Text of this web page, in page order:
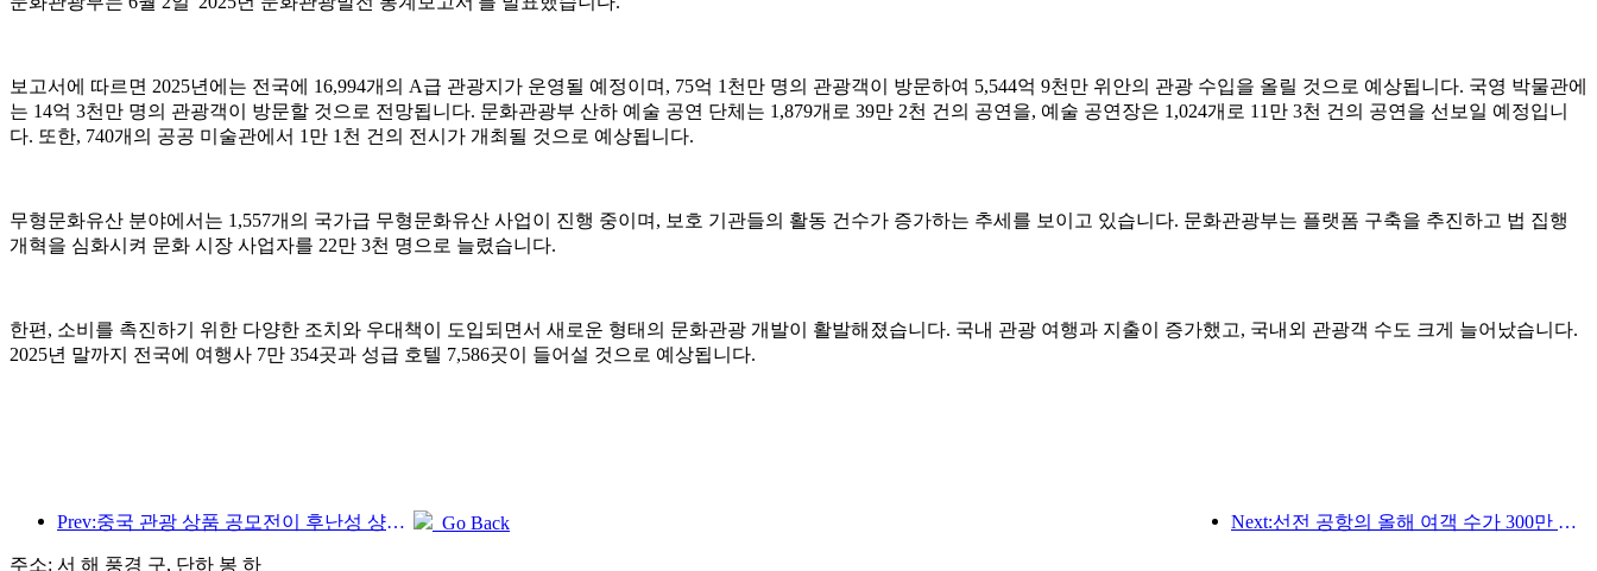
보고서에 따르면 2025년에는 전국에 16,994개의 A급 관광지가 운영될 예정이며, 75억 1천만 명의 관광객이 방문하여 5,544억 9천만 위안의 관광 수입을 올릴 것으로 예상됩니다. 국영 박물관에
는 14억 3천만 명의 관광객이 방문할 것으로 전망됩니다. 문화관광부 산하 예술 공연 단체는 1,879개로 39만 2천 건의 공연을, 예술 공연장은 1,024개로 11만 3천 건의 공연을 선보일 예정입니
다. 또한, 740개의 공공 미술관에서 1만 1천 건의 전시가 개최될 것으로 예상됩니다.
무형문화유산 분야에서는 1,557개의 국가급 무형문화유산 사업이 진행 중이며, 보호 기관들의 활동 건수가 증가하는 추세를 보이고 있습니다. 문화관광부는 플랫폼 구축을 추진하고 법 집행
개혁을 심화시켜 문화 시장 사업자를 22만 3천 명으로 늘렸습니다.
한편, 소비를 촉진하기 위한 다양한 조치와 우대책이 도입되면서 새로운 형태의 문화관광 개발이 활발해졌습니다. 국내 관광 여행과 지출이 증가했고, 국내외 관광객 수도 크게 늘어났습니다.
2025년 말까지 전국에 여행사 7만 354곳과 성급 호텔 7,586곳이 들어설 것으로 예상됩니다.
Prev:중국 관광 상품 공모전이 후난성 샹탄에서 성공적으로 개최되었습니다. Next:선전 공항의 올해 여객 수가 300만 명을 돌파하며 같은 기간 기준 신기록을 세웠습니다.
Go Back
주소: 서 해 풍경 구, 단하 봉 하